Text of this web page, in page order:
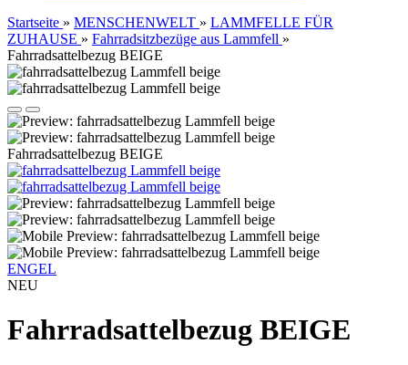
Startseite » MENSCHENWELT » LAMMFELLE FÜR
ZUHAUSE » Fahrradsitzbezüge aus Lammfell »
Fahrradsattelbezug BEIGE
Fahrradsattelbezug BEIGE
ENGEL
NEU
Fahrradsattelbezug BEIGE